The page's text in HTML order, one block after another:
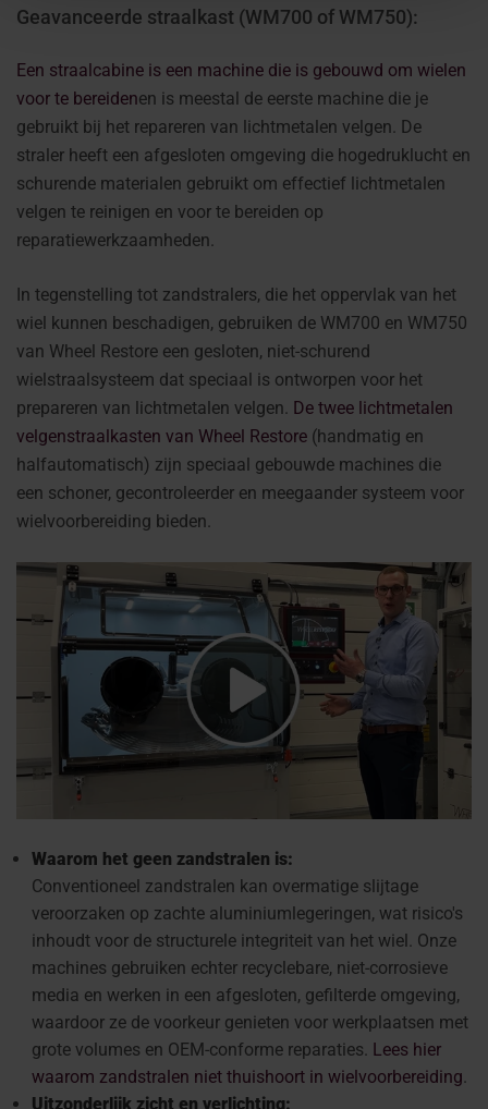
Geavanceerde straalkast (WM700 of WM750):
Een straalcabine is een machine die is gebouwd om wielen
voor te bereidenen is meestal de eerste machine die je
gebruikt bij het repareren van lichtmetalen velgen. De
straler heeft een afgesloten omgeving die hogedruklucht en
schurende materialen gebruikt om effectief lichtmetalen
velgen te reinigen en voor te bereiden op
reparatiewerkzaamheden.
In tegenstelling tot zandstralers, die het oppervlak van het
wiel kunnen beschadigen, gebruiken de WM700 en WM750
van Wheel Restore een gesloten, niet-schurend
wielstraalsysteem dat speciaal is ontworpen voor het
prepareren van lichtmetalen velgen. De twee lichtmetalen
velgenstraalkasten van Wheel Restore (handmatig en
halfautomatisch) zijn speciaal gebouwde machines die
een schoner, gecontroleerder en meegaander systeem voor
wielvoorbereiding bieden.
Waarom het geen zandstralen is:
Conventioneel zandstralen kan overmatige slijtage
veroorzaken op zachte aluminiumlegeringen, wat risico's
inhoudt voor de structurele integriteit van het wiel. Onze
machines gebruiken echter recyclebare, niet-corrosieve
media en werken in een afgesloten, gefilterde omgeving,
waardoor ze de voorkeur genieten voor werkplaatsen met
grote volumes en OEM-conforme reparaties. Lees hier
waarom zandstralen niet thuishoort in wielvoorbereiding
Uitzonderlijk zicht en verlichting: